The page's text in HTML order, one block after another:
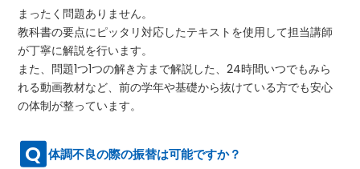
まったく問題ありません。
教科書の要点にピッタリ対応したテキストを使用して担当講師
が丁寧に解説を行います。
また、問題1つ1つの解き方まで解説した、24時間いつでもみら
れる動画教材など、前の学年や基礎から抜けている方でも安心
の体制が整っています。
体調不良の際の振替は可能ですか？